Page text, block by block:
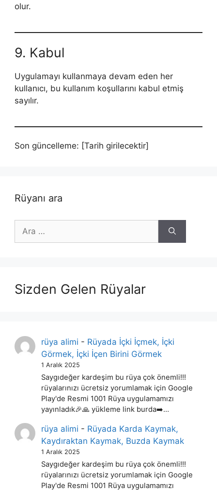
olur.
9. Kabul
Uygulamayı kullanmaya devam eden her
kullanıcı, bu kullanım koşullarını kabul etmiş
sayılır.
Son güncelleme: [Tarih girilecektir]
Rüyanı ara
ara
Sizden Gelen Rüyalar
rüya alimi - Rüyada İçki İçmek, İçki
Görmek, İçki İçen Birini Görmek
1 Aralık 2025
Saygıdeğer kardeşim bu rüya çok önemli!!!
rüyalarınızı ücretsiz yorumlamak için Google
Play'de Resmi 1001 Rüya uygulamamızı
yayınladık🎉🙏 yükleme link burda➡️…
rüya alimi - Rüyada Karda Kaymak,
Kaydıraktan Kaymak, Buzda Kaymak
1 Aralık 2025
Saygıdeğer kardeşim bu rüya çok önemli!!!
rüyalarınızı ücretsiz yorumlamak için Google
Play'de Resmi 1001 Rüya uygulamamızı